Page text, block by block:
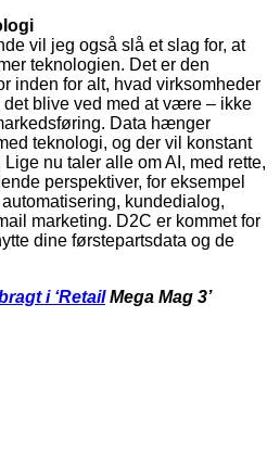
vil jeg også slå et slag for, at
teknologien. Det er den
inden for alt, hvad virksomheder
blive ved med at være – ikke
Data hænger
teknologi, og der vil konstant
nu taler alle om AI, med rette,
perspektiver, for eksempel
kundedialog,
marketing. D2C er kommet for
dine førstepartsdata og de
i ‘RetailMega Mag 3’